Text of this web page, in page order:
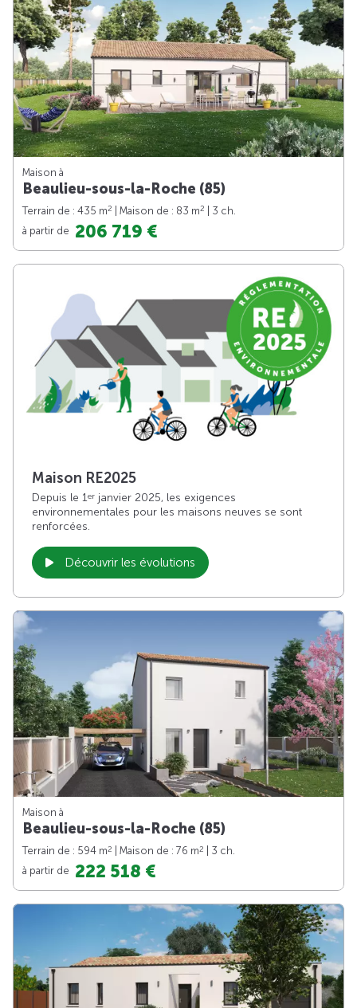
Maison à
Beaulieu-sous-la-Roche (85)
Terrain de : 435 m2 | Maison de : 83 m2
| 3 ch.
à partir de 206 719 €
Maison RE2025
Depuis le 1er janvier 2025, les exigences
environnementales pour les maisons neuves se sont
renforcées.
Découvrir les évolutions
Maison à
Beaulieu-sous-la-Roche (85)
Terrain de : 594 m2 | Maison de : 76 m2
| 3 ch.
à partir de 222 518 €